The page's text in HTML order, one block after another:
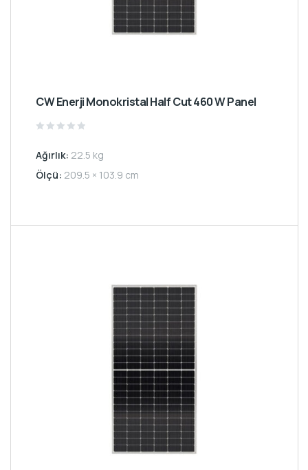
CW Enerji Monokristal Half Cut 460 W Panel
out
of
5
Ağırlık: 22.5 kg
Ölçü: 209.5 × 103.9 cm